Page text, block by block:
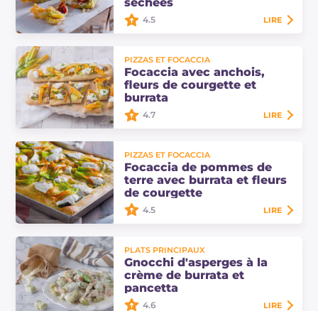
la…
burrata et aux tomates séchées sont
une entrée facile à préparer et très
savoureuse, enrobée d'une pâte…
4.5 LIRE
PIZZAS ET FOCACCIA
Focaccia avec anchois,
fleurs de courgette et
burrata
courgette et burrata est parfaite à
déguster pendant la belle saison,
encore plus savoureuse grâce à la…
4.7 LIRE
PIZZAS ET FOCACCIA
Focaccia de pommes de
terre avec burrata et fleurs
de courgette
avec burrata et fleurs de courgette
est une idée végétarienne
délicieuse pour le printemps avec
une pâte levée…
4.5 LIRE
PLATS PRINCIPAUX
Gnocchi d'asperges à la
crème de burrata et
pancetta
4.6 LIRE